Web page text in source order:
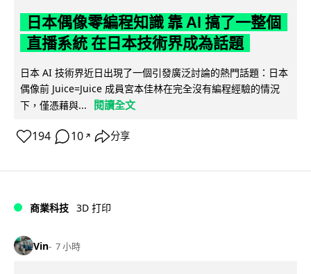
日本偶像零編程知識 靠 AI 搞了一整個
直播系統 在日本技術界成為話題
日本 AI 技術界近日出現了一個引發廣泛討論的熱門話題：日本
偶像前 Juice=Juice 成員宮本佳林在完全沒有編程經驗的情況
下，僅憑藉與...
閱讀全文
194 10 ↗ 分享
商業科技 3D 打印
Vin 7 小時